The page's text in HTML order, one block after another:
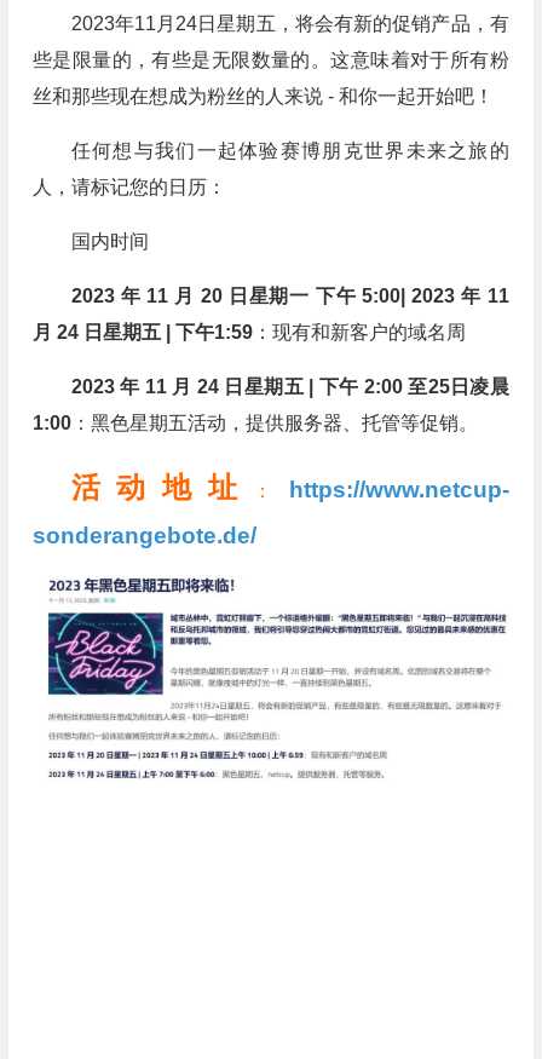
2023年11月24日星期五，将会有新的促销产品，有
些是限量的，有些是无限数量的。这意味着对于所有粉
丝和那些现在想成为粉丝的人来说 - 和你一起开始吧！
任何想与我们一起体验赛博朋克世界未来之旅的
人，请标记您的日历：
国内时间
2023 年 11 月 20 日星期一 下午 5:00| 2023 年 11
月 24 日星期五 | 下午1:59：现有和新客户的域名周
2023 年 11 月 24 日星期五 | 下午 2:00 至25日凌晨
1:00：黑色星期五活动，提供服务器、托管等促销。
活动地址 ：
https://www.netcup-
sonderangebote.de/